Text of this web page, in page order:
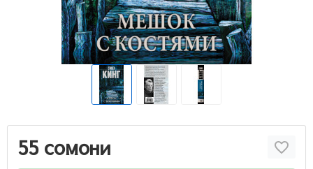
55 сомони